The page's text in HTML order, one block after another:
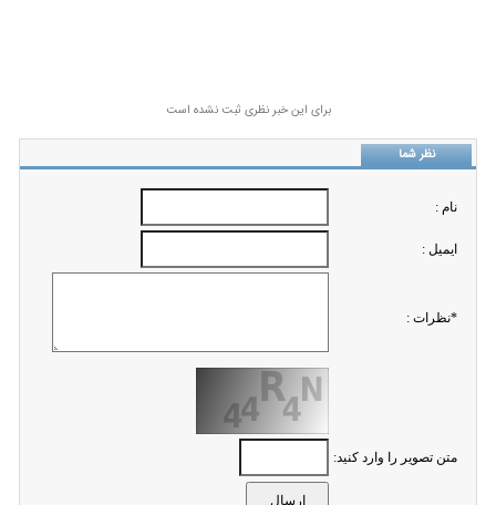
برای این خبر نظری ثبت نشده است
نظر شما
نام :
ايميل :
*نظرات :
متن تصویر را وارد کنید: